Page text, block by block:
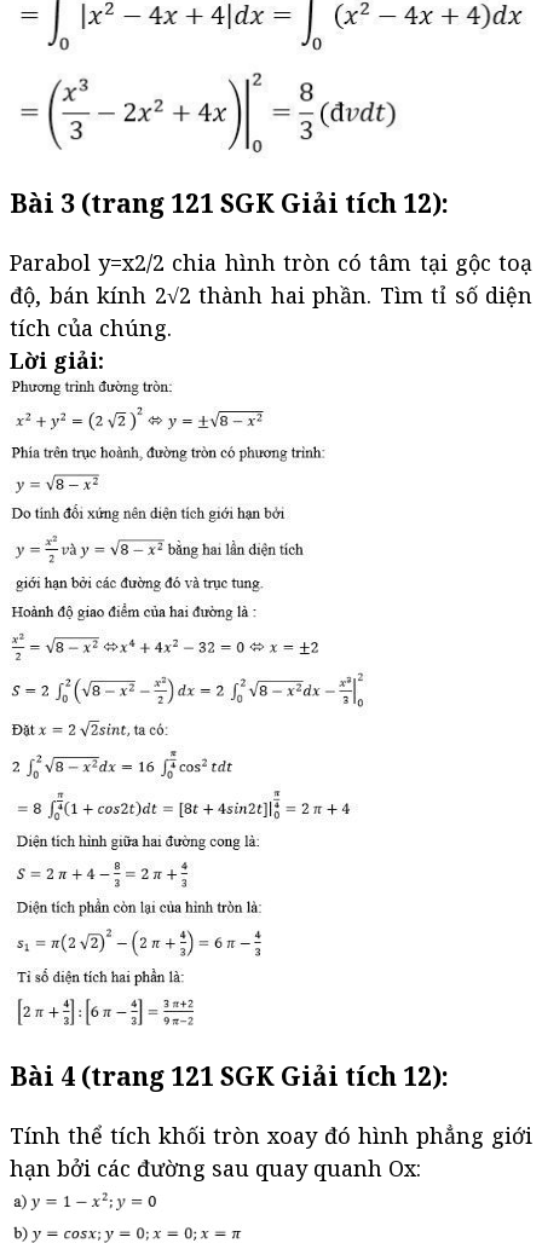
Bài 3 (trang 121 SGK Giải tích 12):
Parabol y=x2/2 chia hình tròn có tâm tại gộc toạ
độ, bán kính 2√2 thành hai phần. Tìm tỉ số diện
tích của chúng.
Lời giải:
Bài 4 (trang 121 SGK Giải tích 12):
Tính thể tích khối tròn xoay đó hình phẳng giới
hạn bởi các đường sau quay quanh Ox: